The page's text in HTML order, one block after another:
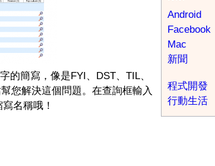
的簡寫，像是FYI、DST、TIL、
您解決這個問題。在查詢框輸入
名稱哦！
Android
Facebook
Mac
新聞
程式開發
行動生活